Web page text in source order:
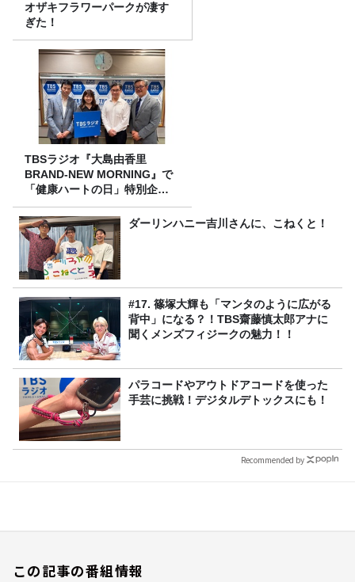
オザキフラワーパークが凄す
ぎた！
TBSラジオ『大島由香里
BRAND-NEW MORNING』で
「健康ハートの日」特別企画
を8/10（月）に放送
ダーリンハニー吉川さんに、こねくと！
#17. 篠塚大輝も「マンタのように広がる
背中」になる？！TBS齋藤慎太郎アナに
聞くメンズフィジークの魅力！！
パラコードやアウトドアコードを使った
手芸に挑戦！デジタルデトックスにも！
Recommended by
この記事の番組情報